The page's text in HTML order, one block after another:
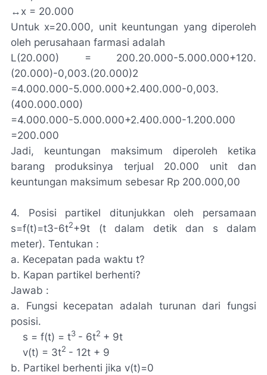
↔x = 20.000
Untuk x=20.000, unit keuntungan yang diperoleh
oleh perusahaan farmasi adalah
L(20.000) = 200.20.000-5.000.000+120.
(20.000)-0,003.(20.000)2
=4.000.000-5.000.000+2.400.000-0,003.
(400.000.000)
=4.000.000-5.000.000+2.400.000-1.200.000
=200.000
Jadi, keuntungan maksimum diperoleh ketika
barang produksinya terjual 20.000 unit dan
keuntungan maksimum sebesar Rp 200.000,00
4.
Posisi partikel ditunjukkan oleh persamaan
s=f(t)=t3-6t2+9t (t dalam detik dan s dalam
meter). Tentukan :
a. Kecepatan pada waktu t?
b. Kapan partikel berhenti?
Jawab :
a. Fungsi kecepatan adalah turunan dari fungsi
posisi.
s = f(t) = t3 - 6t2 + 9t
v(t) = 3t2 - 12t + 9
b. Partikel berhenti jika v(t)=0